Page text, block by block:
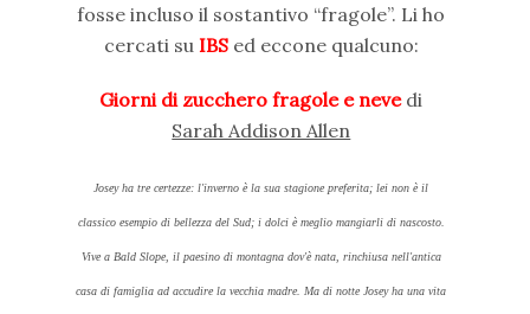
fosse incluso il sostantivo “fragole”. Li ho
cercati su IBSed eccone qualcuno:
Giorni di zucchero fragolee nevedi
Sarah Addison Allen
Josey ha tre certezze: l'inverno è la sua stagione preferita; lei non è il
classico esempio di bellezza del Sud; i dolci è meglio mangiarli di nascosto.
Vive a Bald Slope, il paesino di montagna dov'è nata, rinchiusa nell'antica
casa di famiglia ad accudire la vecchia madre. Ma di notte Josey ha una vita